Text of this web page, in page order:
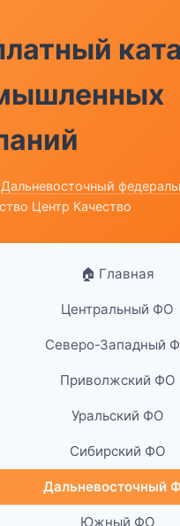
Дальневосточный
Центр Качество
🏠 Главная
Центральный ФО
Северо-Западный
Приволжский ФО
Уральский ФО
Сибирский ФО
Дальневосточный
Южный ФО